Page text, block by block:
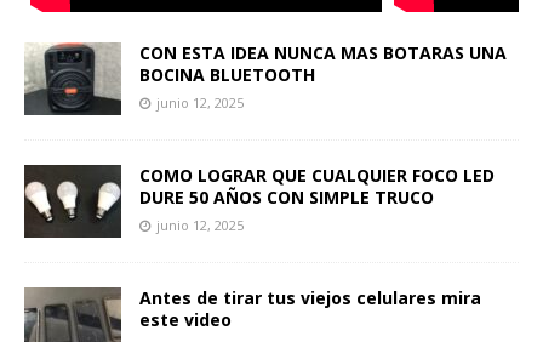
CON ESTA IDEA NUNCA MAS BOTARAS UNA
BOCINA BLUETOOTH
junio 12, 2025
COMO LOGRAR QUE CUALQUIER FOCO LED
DURE 50 AÑOS CON SIMPLE TRUCO
junio 12, 2025
Antes de tirar tus viejos celulares mira
este video